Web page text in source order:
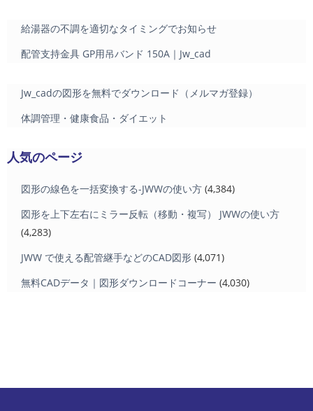
給湯器の不調を適切なタイミングでお知らせ
配管支持金具 GP用吊バンド 150A｜Jw_cad
Jw_cadの図形を無料でダウンロード（メルマガ登録）
体調管理・健康食品・ダイエット
人気のページ
図形の線色を一括変換する-JWWの使い方 (4,384)
図形を上下左右にミラー反転（移動・複写） JWWの使い方
(4,283)
JWW で使える配管継手などのCAD図形 (4,071)
無料CADデータ｜図形ダウンロードコーナー (4,030)